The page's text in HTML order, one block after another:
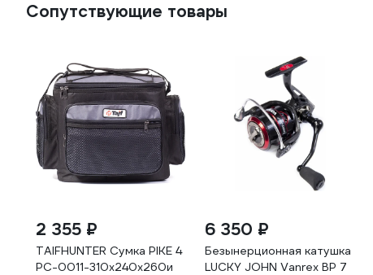
Сопутствующие товары
2 355 ₽
TAIFHUNTER Сумка PIKE 4
РС-0011-310x240x260и
6 350 ₽
Безынерционная катушка
LUCKY JOHN Vanrex BP 7